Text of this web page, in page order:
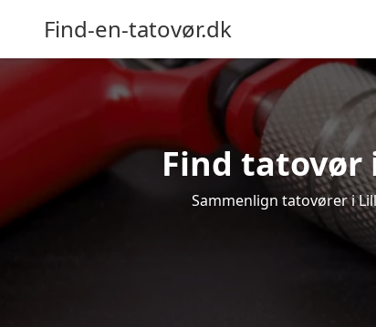
Find-en-tatovør.dk
Find tatovør
Sammenlign tatovører i